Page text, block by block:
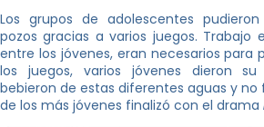
Los grupos de adolescentes
pozos gracias a varios juegos. Trabajo
entre los jóvenes, eran necesarios para
los juegos, varios jóvenes dieron
bebieron de estas diferentes aguas y no
de los más jóvenes finalizó con el drama